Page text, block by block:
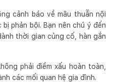
cảnh báo về mâu thuẫn nội
phản bội. Bạn nên chú ý đến
thời gian củng cố, hàn gắn
phải điềm xấu hoàn toàn,
các mối quan hệ gia đình.